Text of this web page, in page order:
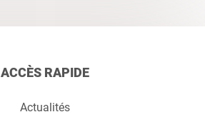
ACCÈS RAPIDE
Actualités